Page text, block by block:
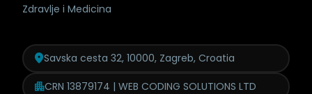
Zdravlje i Medicina
Savska cesta 32, 10000, Zagreb, Croatia
CRN 13879174 | WEB CODING SOLUTIONS LTD